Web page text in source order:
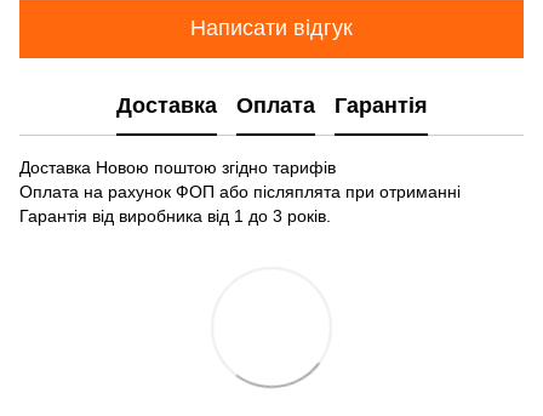
Написати відгук
Доставка Оплата Гарантія
Доставка Новою поштою згідно тарифів
Оплата на рахунок ФОП або післяплята при отриманні
Гарантія від виробника від 1 до 3 років.